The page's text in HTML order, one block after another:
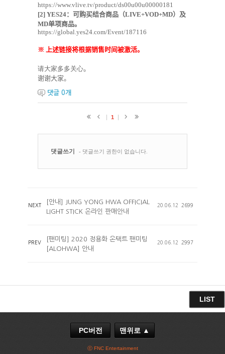
https://www.vlive.tv/product/ds00u00u00000181
[2] YES24：可购买结合商品 （LIVE+VOD+MD）及
MD单项商品。
https://global.yes24.com/Event/187116
※ 上述链接将根据销售时间被激活。
请大家多多关心。
谢谢大家。
댓글 0개
NEXT
[안내] JUNG YONG HWA OFFICIAL
LIGHT STICK 온라인 판매안내
20.06.12 2699
PREV
[팬미팅] 2020 정용화 온택트 팬미팅
[ALOHWA] 안내
20.06.12 2997
LIST
PC버전 맨위로 ▲
ⓒ FNC Entertainment